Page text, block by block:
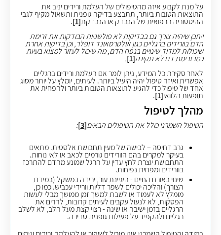
על מנת לקבוע איזה מהטיפולים של העלמת ורידים יניב את
התוצאות הטובות ביותר, תתבצע בדיקה גופנית ותשאול מקיף לגבי
ההיסטוריה הרפואית של הנבדק או הנבדקת[1]
.
ייתכן שיהיה צורך גם בבדיקות לא פולשניות הבודקות את זרימת
הדם בוורידים ברגליים כגון אולטרסאונד דופלר, וכן בדיקות אחרת
שיכולות למדוד שינויים בנפח הדם, מה שיכול לעזור למצוא בעיות
כמו זרימת דם לא תקינה[1]
.
לאחר סקירת כל המידע, ניתן לומר אם העלמת ורידים ברגליים
אפשרית ואיזה טיפול יהיה היעיל ביותר. לעיתים, יומלץ על יותר מסוג
אחד של טיפול כדי להגיע לתוצאות הטובות ביותר ולהפחית את
תופעות הלוואי[1]
.
מהלך לטיפול
הטיפול השמרני כולל את הטיפולים הבאים[3]
:
גרב דחיסה –לבישה של מעין תחבושת אלסטית. מתאים
בעיקר למקרים בהם הוורידים גורמים לכאב או לאי נוחות.
התחבושת יוצרת לחץ עדין על הרגל שמונע מהדם להתרכז
בוורידים ומפחית נפיחות.
שינוי באורח החיים -היגיינת עור, ירידה במשקל (במידת
הצורך) והליכה יכולים לשפר דליות וורידי עכביש.כמו כן,
מומלץלא לעמוד או לשבת למשך זמן ממושך מבלי לעשות
הפסקות, לא לנעול עקבים לעיתים קרובות, להרים את
הרגליים בזמן ישיבה או שינה - רצוי קצת מעל הלב, לא לשלב
רגליים ולהקפיד על פעילות גופנית סדירה.